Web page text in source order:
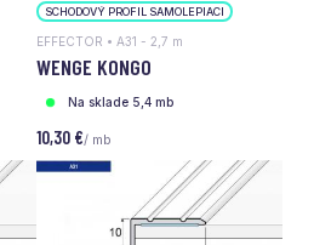
SCHODOVÝ PROFIL SAMOLEPIACI
EFFECTOR • A31 - 2,7 m
WENGE KONGO
Na sklade 5,4 mb
10,30 €/ mb